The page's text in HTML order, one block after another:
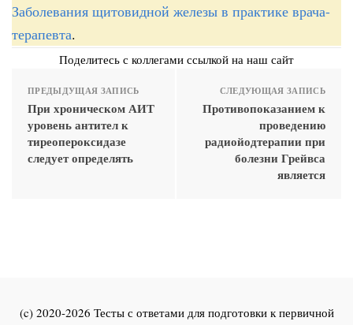
Заболевания щитовидной железы в практике врача-
терапевта.
Поделитесь с коллегами ссылкой на наш сайт
ПРЕДЫДУЩАЯ ЗАПИСЬ
При хроническом АИТ
уровень антител к
тиреопероксидазе
следует определять
СЛЕДУЮЩАЯ ЗАПИСЬ
Противопоказанием к
проведению
радиойодтерапии при
болезни Грейвса
является
(c) 2020-2026 Тесты с ответами для подготовки к первичной